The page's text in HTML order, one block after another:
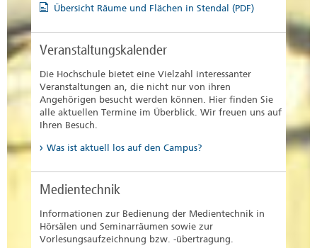
Übersicht Räume und Flächen in Stendal (PDF)
Veranstaltungskalender
Die Hochschule bietet eine Vielzahl interessanter
Veranstaltungen an, die nicht nur von ihren
Angehörigen besucht werden können. Hier finden Sie
alle aktuellen Termine im Überblick. Wir freuen uns auf
Ihren Besuch.
Was ist aktuell los auf den Campus?
Medientechnik
Informationen zur Bedienung der Medientechnik in
Hörsälen und Seminarräumen sowie zur
Vorlesungsaufzeichnung bzw. -übertragung.